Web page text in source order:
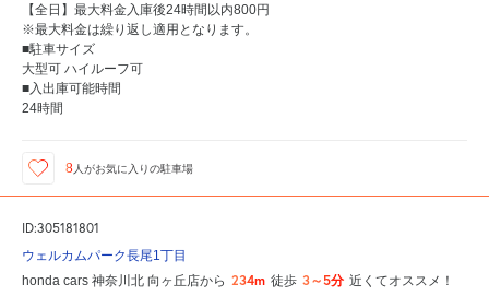
【全日】最大料金入庫後24時間以内800円
※最大料金は繰り返し適用となります。
■駐車サイズ
大型可 ハイルーフ可
■入出庫可能時間
24時間
8 人がお気に入りの駐車場
ID:305181801
ウェルカムパーク長尾1丁目
honda cars 神奈川北 向ヶ丘店から 234m 徒歩 3～5分 近くてオススメ！